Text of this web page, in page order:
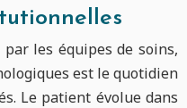
les équipes de soins,
est le quotidien
Le patient évolue dans